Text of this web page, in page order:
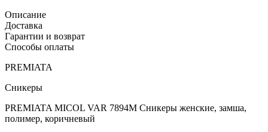
Описание
Доставка
Гарантии и возврат
Способы оплаты
PREMIATA
Сникеры
PREMIATA MICOL VAR 7894M Сникеры женские, замша,
полимер, коричневый